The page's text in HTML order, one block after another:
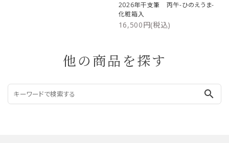
2026年干支筆 丙午-ひのえうま-
化粧箱入
16,500円(税込)
他の商品を探す
search